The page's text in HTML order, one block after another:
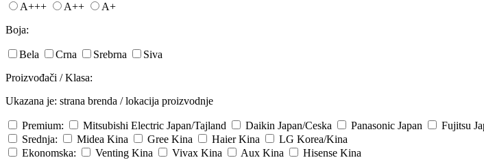
A+++ A++
A+
Boja:
Bela Crna Srebrna
Siva
Proizvođači / Klasa:
Ukazana je: strana brenda / lokacija proizvodnje
Premium: Mitsubishi Electric Japan/Tajland Daikin Japan/Ceska Panasonic Japan Fujitsu
Srednja:
Midea Kina Gree Kina Haier Kina LG Korea/Kina
Ekonomska:
Venting Kina Vivax Kina Aux Kina Hisense Kina